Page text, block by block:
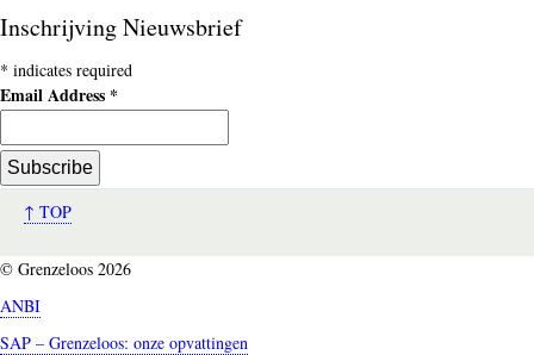
Inschrijving Nieuwsbrief
* indicates required
Email Address *
↑ TOP
© Grenzeloos 2026
ANBI
SAP – Grenzeloos: onze opvattingen